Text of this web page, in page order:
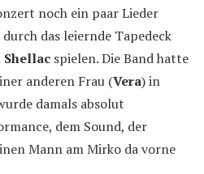
noch ein paar Lieder
das leiernde Tapedeck
Shellac spielen. Die Band hatte
anderen Frau (Vera) in
damals absolut
dem Sound, der
Mann am Mirko da vorne